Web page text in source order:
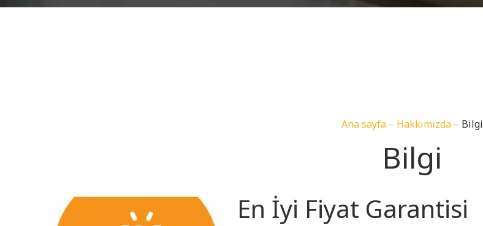
Ana sayfa – Hakkımızda – Bilgi
Bilgi
En İyi Fiyat Garantisi